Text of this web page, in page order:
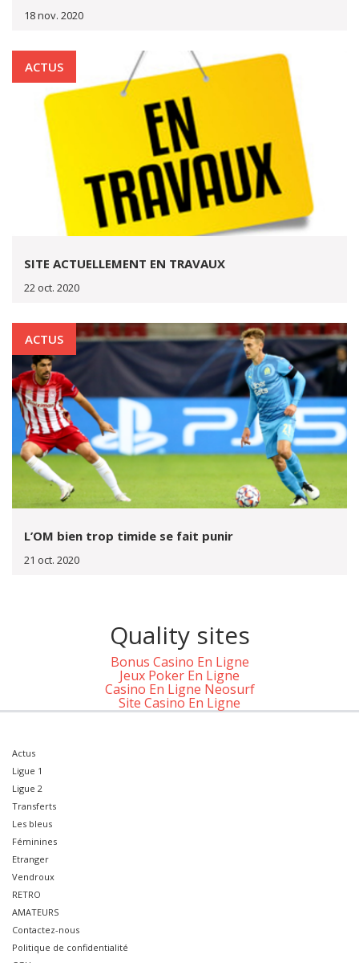
18 nov. 2020
ACTUS
SITE ACTUELLEMENT EN TRAVAUX
22 oct. 2020
ACTUS
L’OM bien trop timide se fait punir
21 oct. 2020
Quality sites
Bonus Casino En Ligne
Jeux Poker En Ligne
Casino En Ligne Neosurf
Site Casino En Ligne
Actus
Ligue 1
Ligue 2
Transferts
Les bleus
Féminines
Etranger
Vendroux
RETRO
AMATEURS
Contactez-nous
Politique de confidentialité